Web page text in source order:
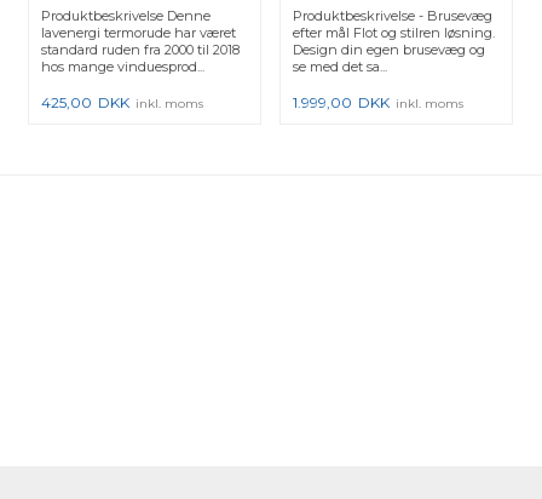
Produktbeskrivelse Denne
lavenergi termorude har været
standard ruden fra 2000 til 2018
hos mange vinduesprod...
425,00 DKK inkl. moms
Produktbeskrivelse - Brusevæg
efter mål Flot og stilren løsning.
Design din egen brusevæg og
se med det sa...
1.999,00 DKK inkl. moms